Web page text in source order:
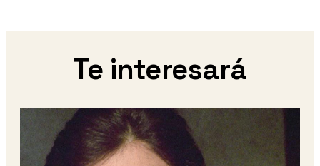
Te interesará